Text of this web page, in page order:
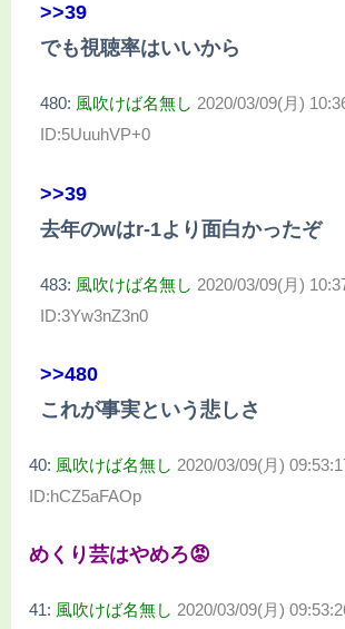
>>39
でも視聴率はいいから
480: 風吹けば名無し 2020/03/09(月)
ID:5UuuhVP+0
>>39
去年のwはr-1より面白かったぞ
483: 風吹けば名無し 2020/03/09(月)
ID:3Yw3nZ3n0
>>480
これが事実という悲しさ
40: 風吹けば名無し 2020/03/09(月)
ID:hCZ5aFAOp
めくり芸はやめろ😡
41: 風吹けば名無し 2020/03/09(月)